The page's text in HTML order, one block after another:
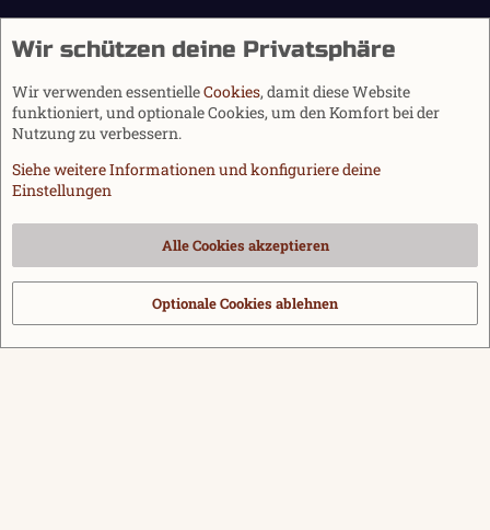
Cookies
Datenschutz
Hilfe und Impressum
Start
S
Community platform by XenForo® © 2010-2026 XenForo Ltd.
via s9e/MediaSites
Wir schützen deine Privatsphäre
Wir verwenden essentielleCookies, damit diese Website
funktioniert, und optionale Cookies, um den Komfort bei der
Nutzung zu verbessern.
Siehe weitere Informationen und konfiguriere deine
Einstellungen
Alle Cookies akzeptieren
Optionale Cookies ablehnen